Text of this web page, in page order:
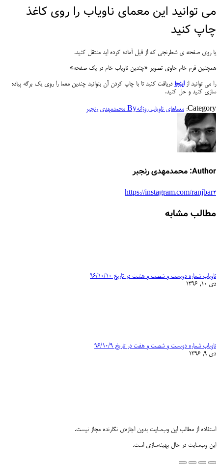
می توانید این معمای ناویاب را روی کاغذ
چاپ کنید
یا روی صفحه ی شطرنجی که از قبل آماده کرده اید منتقل کنید.
همچنین فرم خام حاوی تصویر «چندین ناویاب خام در یک صفحه»
را می توانید ازاینجا دریافت کنید تا با چاپ کردن آن بتوانید چندین معما را روی یک برگه پیاده
سازی کنید و حل کنید.
Category: معماهای ناویاب روزانهBy محمدمهدی رنجبر
Author: محمدمهدی رنجبر
https://instagram.com/ranjbar2
مطالب مشابه
ناویاب شماره دویست و شصت و هشت در تاریخ ۹۶/۱۰/۱۰
دی 10, 1396
ناویاب شماره دویست و شصت و هفت در تاریخ ۹۶/۱۰/۹
دی 9, 1396
استفاده از مطالب این وب‌سایت بدون اجازه‌ی نگارنده مجاز نیست.
این وب‌سایت در حال بهینه‌سازی است.
Go